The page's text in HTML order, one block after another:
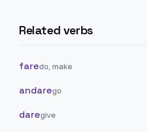
Related verbs
faredo, make
andarego
daregive